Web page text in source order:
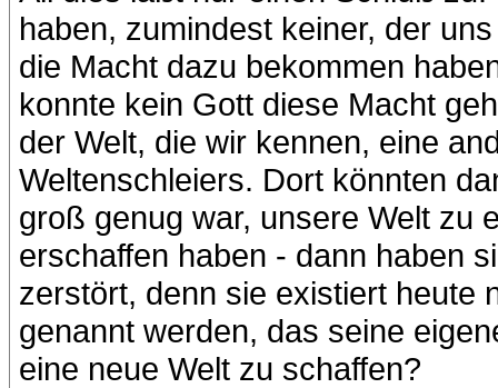
haben, zumindest keiner, der
die Macht dazu bekommen
konnte kein Gott diese Macht
der Welt, die wir kennen, eine
Weltenschleiers. Dort könnten
groß genug war, unsere Welt zu
erschaffen haben - dann haben
zerstört, denn sie existiert heute
genannt werden, das seine
eine neue Welt zu schaffen?